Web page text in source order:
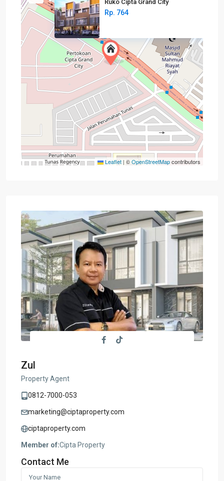
Ruko Cipta Grand City
Rp. 764
Leaflet | ©OpenStreetMapcontributors
Zul
Property Agent
0812-7000-053
marketing@ciptaproperty.com
ciptaproperty.com
Member of:Cipta Property
Contact Me